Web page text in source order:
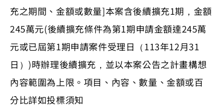
充之期間、金額或數量]本案含後續擴充1期，金額
245萬元(後續擴充條件為第1期申請金額達245萬
元或已屆第1期申請案件受理日（113年12月31
日）)時辦理後續擴充，並以本案公告之計畫構想
內容範圍為上限。項目、內容、數量、金額或百
分比詳如投標須知